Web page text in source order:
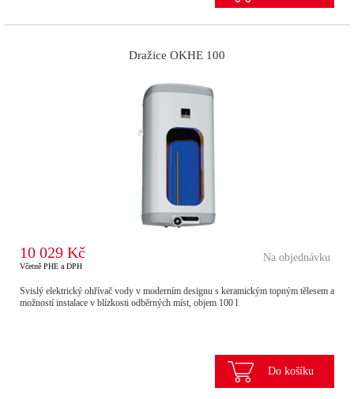
Dražice OKHE 100
10 029 Kč
Včetně PHE a DPH
Na objednávku
Svislý elektrický ohřívač vody v moderním designu s keramickým topným tělesem a
možností instalace v blízkosti odběrných míst, objem 100 l
Do košíku